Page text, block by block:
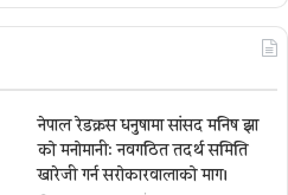
नेपाल रेडक्रस धनुषामा सांसद मनिष झा
को मनोमानी: नवगठित तदर्थ समिति
खारेजी गर्न सरोकारवालाको माग।